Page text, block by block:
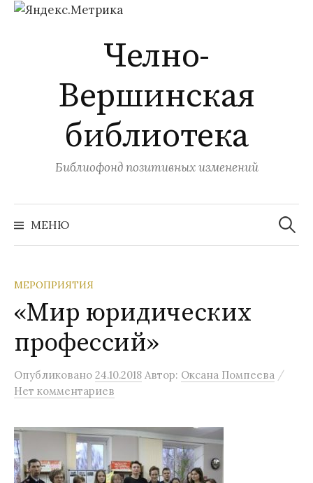
Челно-
Вершинская
библиотека
Библиофонд позитивных изменений
МЕНЮ
Найти:
МЕРОПРИЯТИЯ
«Мир юридических
профессий»
Опубликовано 24.10.2018 Автор: Оксана Помпеева /
Нет комментариев